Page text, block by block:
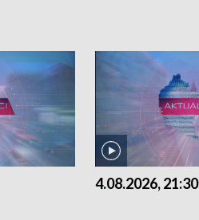
4.08.2026, 21:30